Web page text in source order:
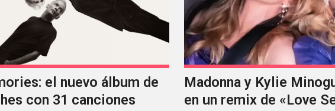
el nuevo álbum de
con 31 canciones
Madonna y Kylie
en un remix de «Love